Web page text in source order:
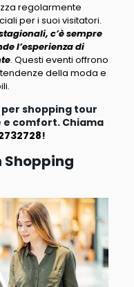
regolarmente
per i suoi visitatori.
c’è sempre
l’esperienza di
. Questi eventi offrono
della moda e
shopping tour
e comfort. Chiama
!
Shopping